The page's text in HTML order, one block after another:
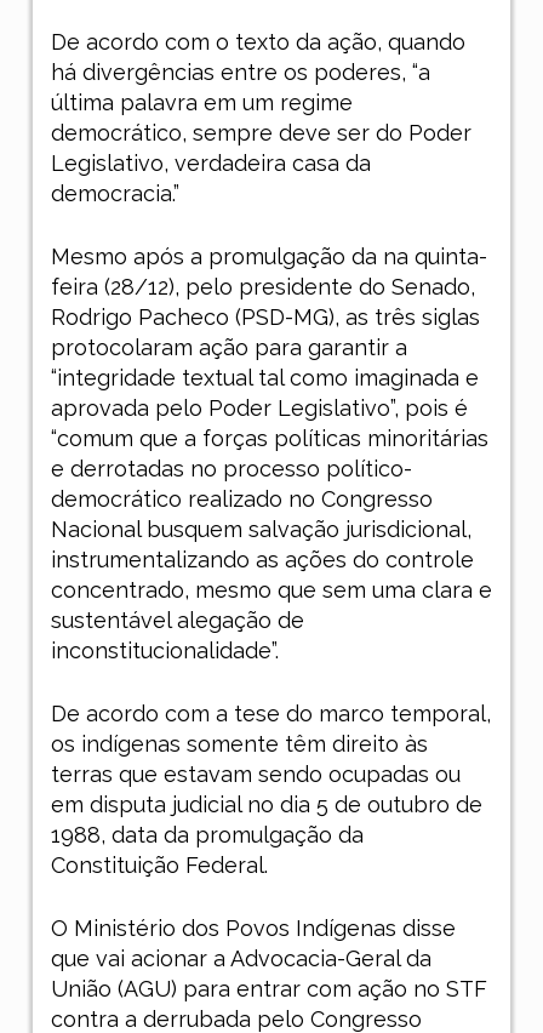
De acordo com o texto da ação, quando
há divergências entre os poderes, “a
última palavra em um regime
democrático, sempre deve ser do Poder
Legislativo, verdadeira casa da
democracia.”
Mesmo após a promulgação da na quinta-
feira (28/12), pelo presidente do Senado,
Rodrigo Pacheco (PSD-MG), as três siglas
protocolaram ação para garantir a
“integridade textual tal como imaginada e
aprovada pelo Poder Legislativo”, pois é
“comum que a forças políticas minoritárias
e derrotadas no processo político-
democrático realizado no Congresso
Nacional busquem salvação jurisdicional,
instrumentalizando as ações do controle
concentrado, mesmo que sem uma clara e
sustentável alegação de
inconstitucionalidade”.
De acordo com a tese do marco temporal,
os indígenas somente têm direito às
terras que estavam sendo ocupadas ou
em disputa judicial no dia 5 de outubro de
1988, data da promulgação da
Constituição Federal.
O Ministério dos Povos Indígenas disse
que vai acionar a Advocacia-Geral da
União (AGU) para entrar com ação no STF
contra a derrubada pelo Congresso